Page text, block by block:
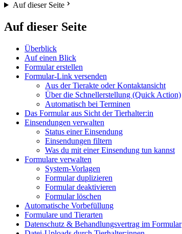
Auf dieser Seite
Auf dieser Seite
Überblick
Auf einen Blick
Formular erstellen
Formular-Link versenden
Aus der Tierakte oder Kontaktansicht
Über die Schnellerstellung (Quick Action)
Automatisch bei Terminen
Das Formular aus Sicht der Tierhalter:in
Einsendungen verwalten
Status einer Einsendung
Einsendungen filtern
Was du mit einer Einsendung tun kannst
Formulare verwalten
System-Vorlagen
Formular duplizieren
Formular deaktivieren
Formular löschen
Automatische Vorbefüllung
Formulare und Tierarten
Datenschutz & Behandlungsvertrag im Formular